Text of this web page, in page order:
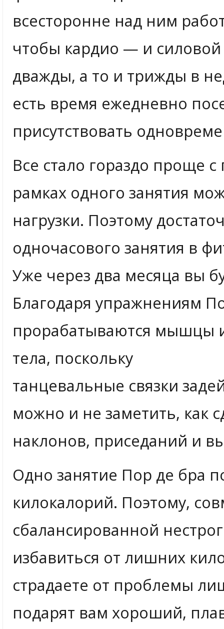
всесторонне над ним
чтобы кардио — и силовой
дважды, а то и трижды в
есть время ежедневно
присутствовать
Все стало гораздо проще
рамках одного занятия
нагрузки. Поэтому
одночасового занятия в
Уже через два месяца вы
Благодаря упражнениям
прорабатываются мышцы
тела, поскольку
танцевальные связки
можно и не заметить, как
наклонов, приседаний и
Одно занятие Пор де бра
килокалорий. Поэтому,
сбалансированной
избавиться от лишних
страдаете от проблемы
подарят вам хороший,